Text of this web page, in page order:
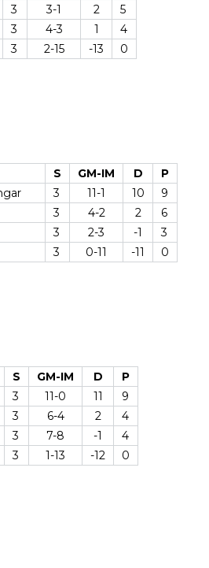
3 3-1 2
5
3 4-3 1
4
3 2-15 -13 0
S GM-IM D
P
3 11-1 10
9
3 4-2 2
6
3 2-3 -1
3
3 0-11 -11 0
S GM-IM D
P
3 11-0 11
9
3 6-4 2
4
3 7-8 -1
4
3 1-13 -12 0